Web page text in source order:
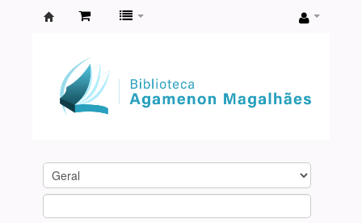
Agamenon
Magalhães